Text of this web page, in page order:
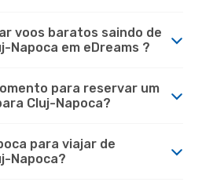
voos baratos saindo de
Napoca em eDreams ?
para reservar um
Cluj-Napoca?
para viajar de
Napoca?